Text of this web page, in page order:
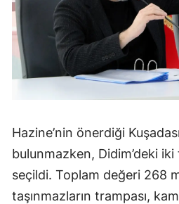
Hazine’nin önerdiği
bulunmazken, Didim’deki
seçildi. Toplam değeri 268
taşınmazların trampası,